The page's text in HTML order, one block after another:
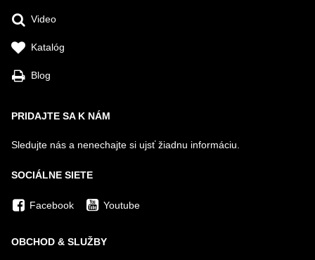
Video
Katalóg
Blog
PRIDAJTE SA K NÁM
Sledujte nás a nenechajte si ujsť žiadnu informáciu.
SOCIÁLNE SIETE
Facebook Youtube
OBCHOD & SLUŽBY